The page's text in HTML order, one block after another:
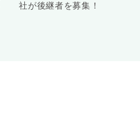
社が後継者を募集！